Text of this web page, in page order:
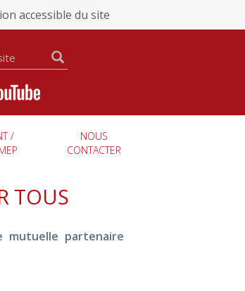
accessible du site
/
NOUS
CONTACTER
TOUS
mutuelle partenaire